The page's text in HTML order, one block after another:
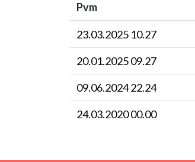
Pvm
23.03.2025 10.27
20.01.2025 09.27
09.06.2024 22.24
24.03.2020 00.00